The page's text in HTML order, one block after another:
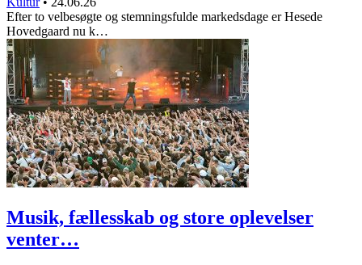
Efter to velbesøgte og stemningsfulde markedsdage er Hesede
Hovedgaard nu k…
Musik, fællesskab og store oplevelser
venter…